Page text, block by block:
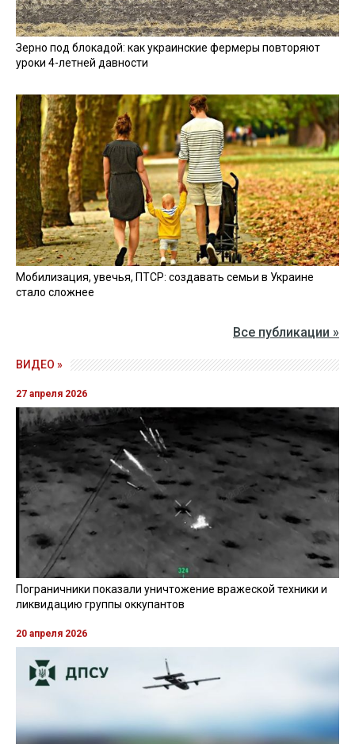
Зерно под блокадой: как украинские фермеры повторяют
уроки 4-летней давности
Мобилизация, увечья, ПТСР: создавать семьи в Украине
стало сложнее
Все публикации »
ВИДЕО »
27 апреля 2026
Пограничники показали уничтожение вражеской техники и
ликвидацию группы оккупантов
20 апреля 2026